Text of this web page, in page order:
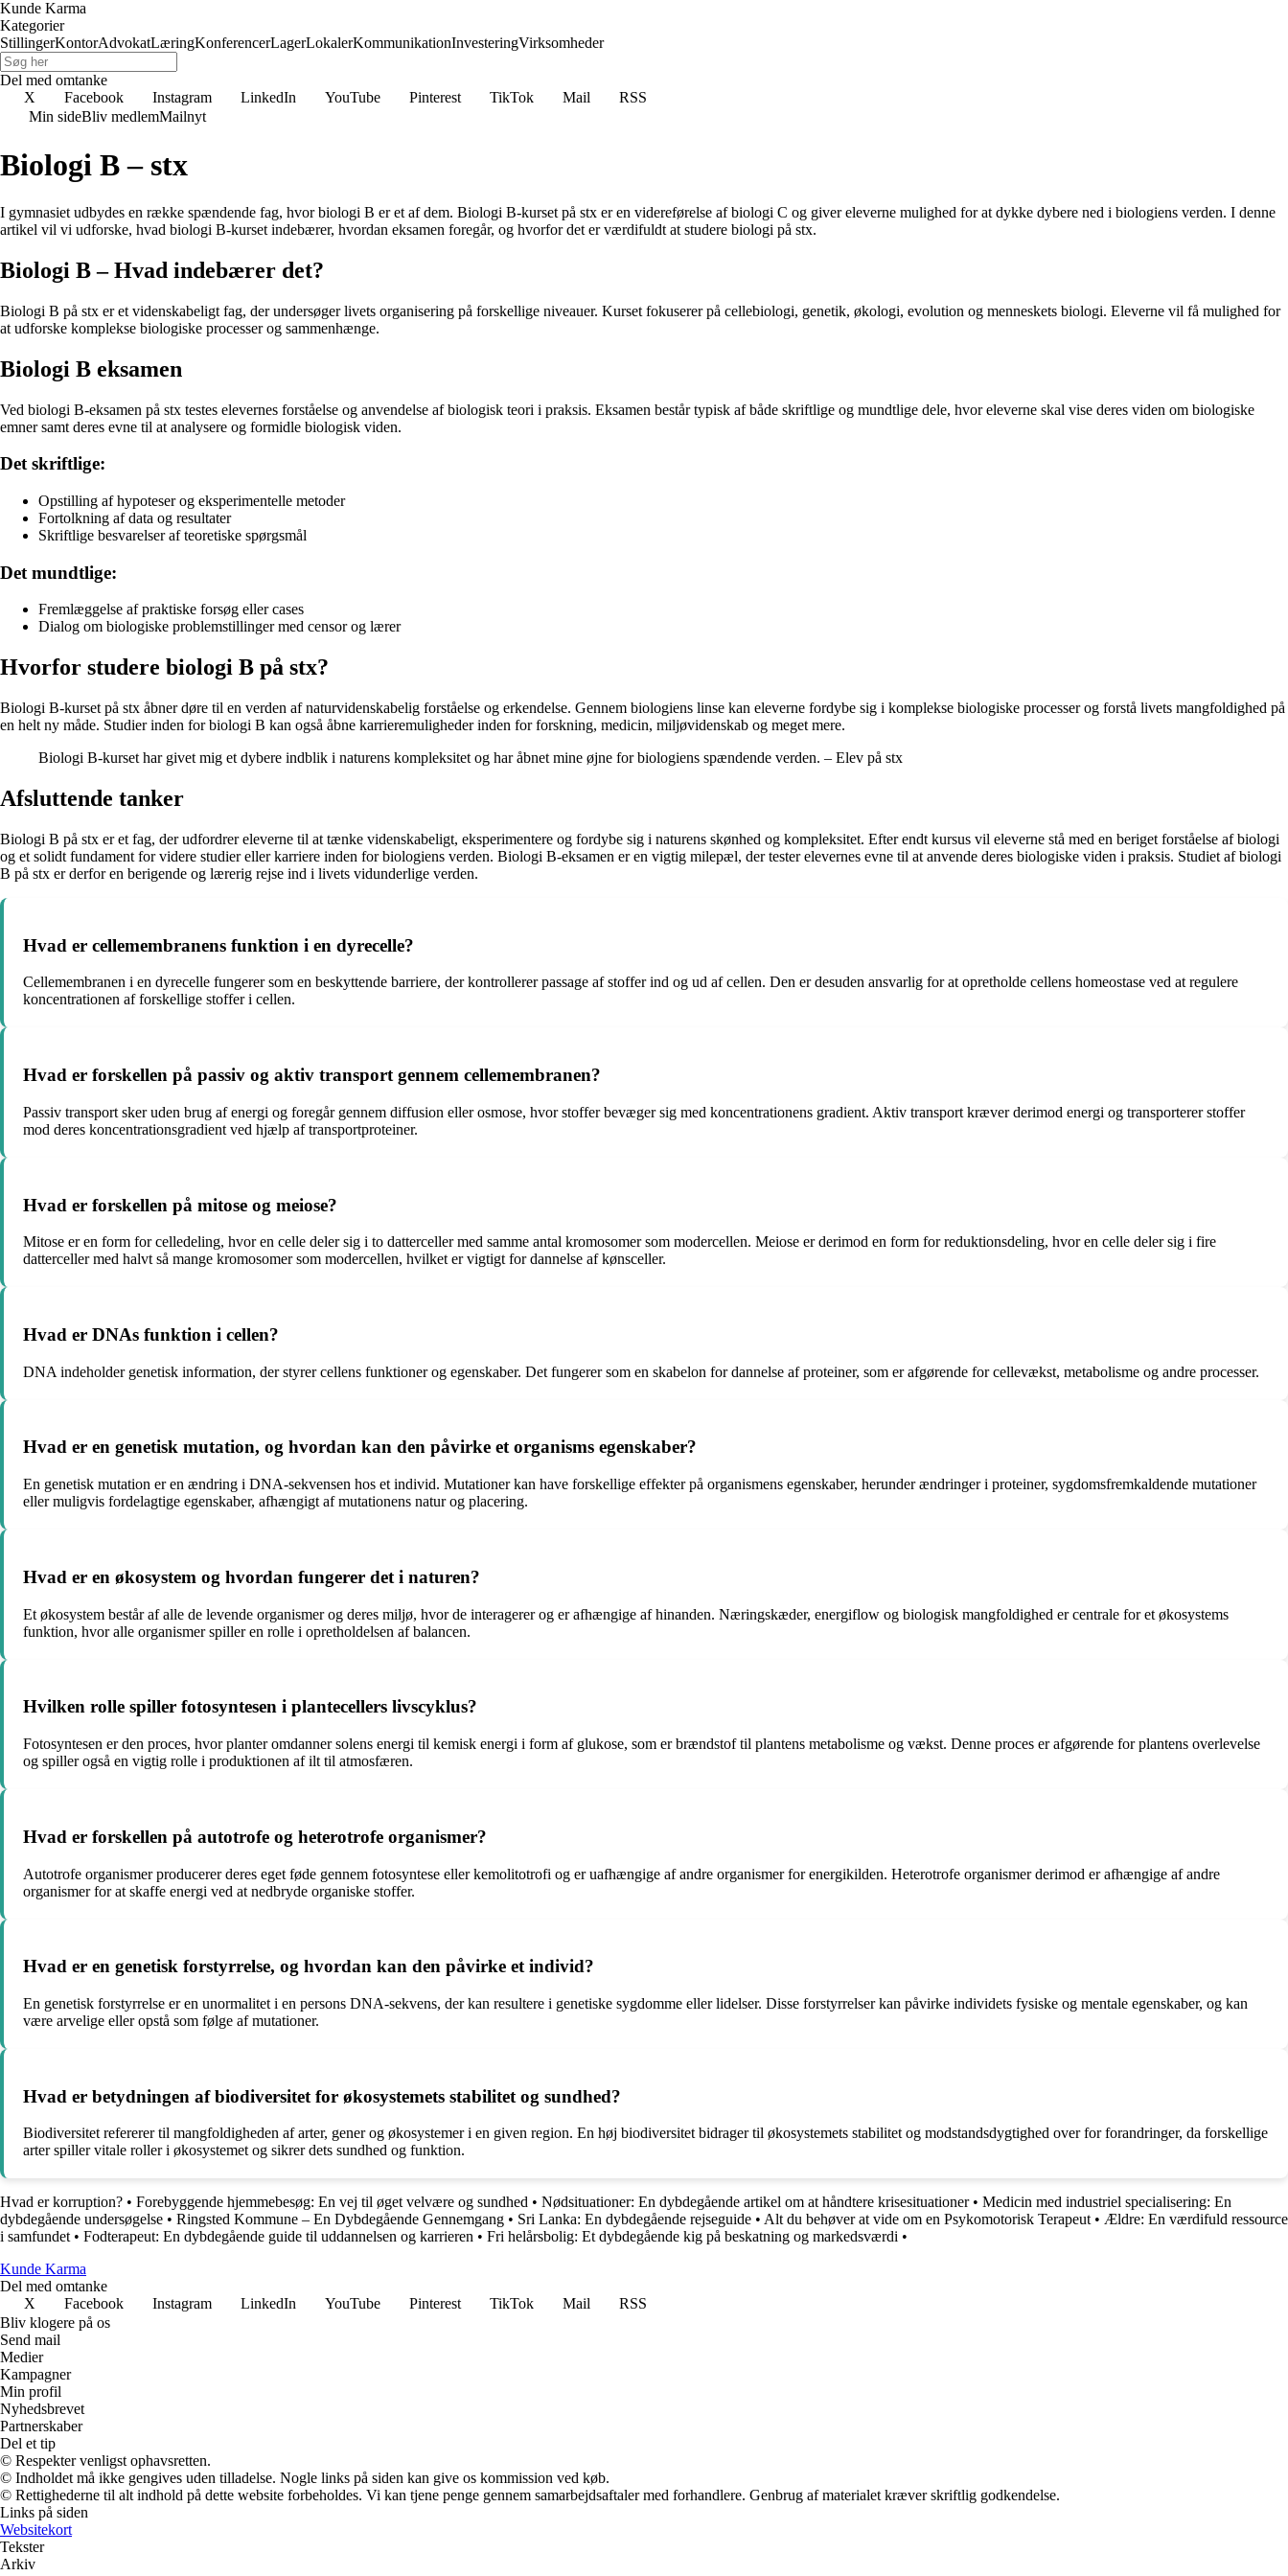
Kunde Karma
Kategorier
StillingerKontorAdvokatLæringKonferencerLagerLokalerKommunikationInvesteringVirksomheder
Del med omtanke
X
Facebook Instagram LinkedIn YouTube Pinterest TikTok Mail
RSS
Min sideBliv medlemMailnyt
Biologi B – stx
I gymnasiet udbydes en række spændende fag, hvor biologi B er et af dem. Biologi B-kurset på stx er en videreførelse af biologi C og giver eleverne mulighed for at dykke dybere ned i biologiens verden. I denne
artikel vil vi udforske, hvad biologi B-kurset indebærer, hvordan eksamen foregår, og hvorfor det er værdifuldt at studere biologi på stx.
Biologi B – Hvad indebærer det?
Biologi B på stx er et videnskabeligt fag, der undersøger livets organisering på forskellige niveauer. Kurset fokuserer på cellebiologi, genetik, økologi, evolution og menneskets biologi. Eleverne vil få mulighed for
at udforske komplekse biologiske processer og sammenhænge.
Biologi B eksamen
Ved biologi B-eksamen på stx testes elevernes forståelse og anvendelse af biologisk teori i praksis. Eksamen består typisk af både skriftlige og mundtlige dele, hvor eleverne skal vise deres viden om biologiske
emner samt deres evne til at analysere og formidle biologisk viden.
Det skriftlige:
Opstilling af hypoteser og eksperimentelle metoder
Fortolkning af data og resultater
Skriftlige besvarelser af teoretiske spørgsmål
Det mundtlige:
Fremlæggelse af praktiske forsøg eller cases
Dialog om biologiske problemstillinger med censor og lærer
Hvorfor studere biologi B på stx?
Biologi B-kurset på stx åbner døre til en verden af naturvidenskabelig forståelse og erkendelse. Gennem biologiens linse kan eleverne fordybe sig i komplekse biologiske processer og forstå livets mangfoldighed på
en helt ny måde. Studier inden for biologi B kan også åbne karrieremuligheder inden for forskning, medicin, miljøvidenskab og meget mere.
Biologi B-kurset har givet mig et dybere indblik i naturens kompleksitet og har åbnet mine øjne for biologiens spændende verden. – Elev på stx
Afsluttende tanker
Biologi B på stx er et fag, der udfordrer eleverne til at tænke videnskabeligt, eksperimentere og fordybe sig i naturens skønhed og kompleksitet. Efter endt kursus vil eleverne stå med en beriget forståelse af biologi
og et solidt fundament for videre studier eller karriere inden for biologiens verden. Biologi B-eksamen er en vigtig milepæl, der tester elevernes evne til at anvende deres biologiske viden i praksis. Studiet af biologi
B på stx er derfor en berigende og lærerig rejse ind i livets vidunderlige verden.
Hvad er cellemembranens funktion i en dyrecelle?
Cellemembranen i en dyrecelle fungerer som en beskyttende barriere, der kontrollerer passage af stoffer ind og ud af cellen. Den er desuden ansvarlig for at opretholde cellens homeostase ved at regulere
koncentrationen af forskellige stoffer i cellen.
Hvad er forskellen på passiv og aktiv transport gennem cellemembranen?
Passiv transport sker uden brug af energi og foregår gennem diffusion eller osmose, hvor stoffer bevæger sig med koncentrationens gradient. Aktiv transport kræver derimod energi og transporterer stoffer
mod deres koncentrationsgradient ved hjælp af transportproteiner.
Hvad er forskellen på mitose og meiose?
Mitose er en form for celledeling, hvor en celle deler sig i to datterceller med samme antal kromosomer som modercellen. Meiose er derimod en form for reduktionsdeling, hvor en celle deler sig i fire
datterceller med halvt så mange kromosomer som modercellen, hvilket er vigtigt for dannelse af kønsceller.
Hvad er DNAs funktion i cellen?
DNA indeholder genetisk information, der styrer cellens funktioner og egenskaber. Det fungerer som en skabelon for dannelse af proteiner, som er afgørende for cellevækst, metabolisme og andre processer.
Hvad er en genetisk mutation, og hvordan kan den påvirke et organisms egenskaber?
En genetisk mutation er en ændring i DNA-sekvensen hos et individ. Mutationer kan have forskellige effekter på organismens egenskaber, herunder ændringer i proteiner, sygdomsfremkaldende mutationer
eller muligvis fordelagtige egenskaber, afhængigt af mutationens natur og placering.
Hvad er en økosystem og hvordan fungerer det i naturen?
Et økosystem består af alle de levende organismer og deres miljø, hvor de interagerer og er afhængige af hinanden. Næringskæder, energiflow og biologisk mangfoldighed er centrale for et økosystems
funktion, hvor alle organismer spiller en rolle i opretholdelsen af balancen.
Hvilken rolle spiller fotosyntesen i plantecellers livscyklus?
Fotosyntesen er den proces, hvor planter omdanner solens energi til kemisk energi i form af glukose, som er brændstof til plantens metabolisme og vækst. Denne proces er afgørende for plantens overlevelse
og spiller også en vigtig rolle i produktionen af ilt til atmosfæren.
Hvad er forskellen på autotrofe og heterotrofe organismer?
Autotrofe organismer producerer deres eget føde gennem fotosyntese eller kemolitotrofi og er uafhængige af andre organismer for energikilden. Heterotrofe organismer derimod er afhængige af andre
organismer for at skaffe energi ved at nedbryde organiske stoffer.
Hvad er en genetisk forstyrrelse, og hvordan kan den påvirke et individ?
En genetisk forstyrrelse er en unormalitet i en persons DNA-sekvens, der kan resultere i genetiske sygdomme eller lidelser. Disse forstyrrelser kan påvirke individets fysiske og mentale egenskaber, og kan
være arvelige eller opstå som følge af mutationer.
Hvad er betydningen af biodiversitet for økosystemets stabilitet og sundhed?
Biodiversitet refererer til mangfoldigheden af arter, gener og økosystemer i en given region. En høj biodiversitet bidrager til økosystemets stabilitet og modstandsdygtighed over for forandringer, da forskellige
arter spiller vitale roller i økosystemet og sikrer dets sundhed og funktion.
Hvad er korruption? • Forebyggende hjemmebesøg: En vej til øget velvære og sundhed • Nødsituationer: En dybdegående artikel om at håndtere krisesituationer• Medicin med industriel specialisering: En
dybdegående undersøgelse • Ringsted Kommune – En Dybdegående Gennemgang • Sri Lanka: En dybdegående rejseguide • Alt du behøver at vide om en Psykomotorisk Terapeut • Ældre: En værdifuld ressource
i samfundet • Fodterapeut: En dybdegående guide til uddannelsen og karrieren • Fri helårsbolig: Et dybdegående kig på beskatning og markedsværdi •
Kunde Karma
Del med omtanke
X
Facebook Instagram LinkedIn YouTube Pinterest TikTok Mail
RSS
Bliv klogere på os
Send mail
Medier
Kampagner
Min profil
Nyhedsbrevet
Partnerskaber
Del et tip
© Respekter venligst ophavsretten.
© Indholdet må ikke gengives uden tilladelse. Nogle links på siden kan give os kommission ved køb.
© Rettighederne til alt indhold på dette website forbeholdes. Vi kan tjene penge gennem samarbejdsaftaler med forhandlere. Genbrug af materialet kræver skriftlig godkendelse.
Links på siden
Websitekort
Tekster
Arkiv